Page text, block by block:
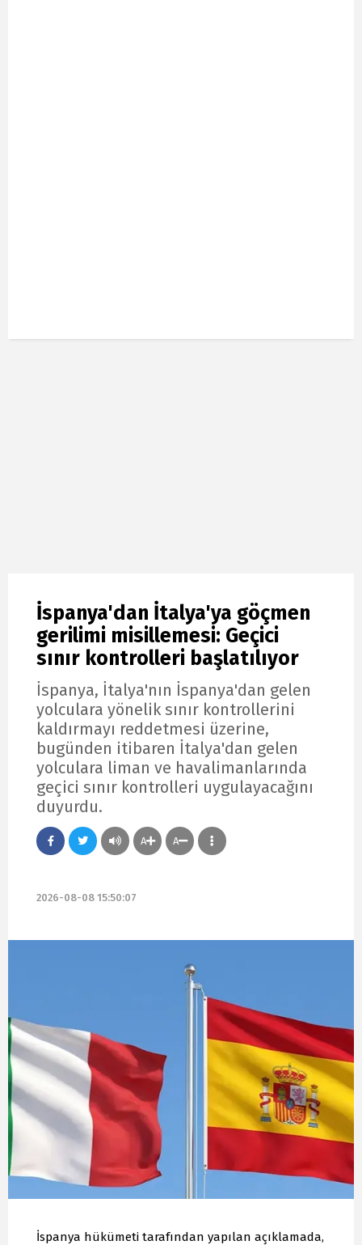
İspanya'dan İtalya'ya göçmen
gerilimi misillemesi: Geçici
sınır kontrolleri başlatılıyor
İspanya, İtalya'nın İspanya'dan gelen
yolculara yönelik sınır kontrollerini
kaldırmayı reddetmesi üzerine,
bugünden itibaren İtalya'dan gelen
yolculara liman ve havalimanlarında
geçici sınır kontrolleri uygulayacağını
duyurdu.
A A
2026-08-08 15:50:07
İspanya hükümeti tarafından yapılan açıklamada,